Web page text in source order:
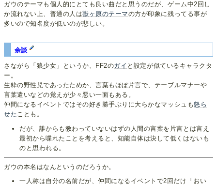
ガウのテーマも個人的にとても良い曲だと思うのだが、ゲーム中2回し
か流れない上、普通の人は獣ヶ原のテーマの方が印象に残ってる事が
多いので知名度が低いのが悲しい。
余談
さながら「狼少女」というか、FF2のガイ と設定が似ているキャラクタ
ー。
生粋の野性児であったためか、言葉もほぼ片言で、テーブルマナーや
言葉遣いなどの覚えが少々悪い一面もある。
仲間になるイベントではその好き勝手ぶりに大らかなマッシュも怒ら
せたことも。
だが、誰からも教わっていないはずの人間の言葉を片言とは言え
最初から喋れたことを考えると、知能自体は決して低くはないも
のと思われる。
ガウの本名はなんというのだろうか。
一人称は自分の名前だが、仲間になるイベントで2回だけ「おい